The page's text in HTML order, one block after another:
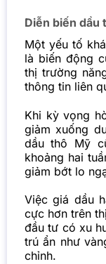
Diễn biến dầu
Một yếu tố
là biến động
thị trường
thông tin liên
Khi kỳ vọng
giảm xuống
dầu thô Mỹ
khoảng hai
giảm bớt lo
Việc giá dầu
cực hơn trên
đầu tư có xu
trú ẩn như
chỉnh.